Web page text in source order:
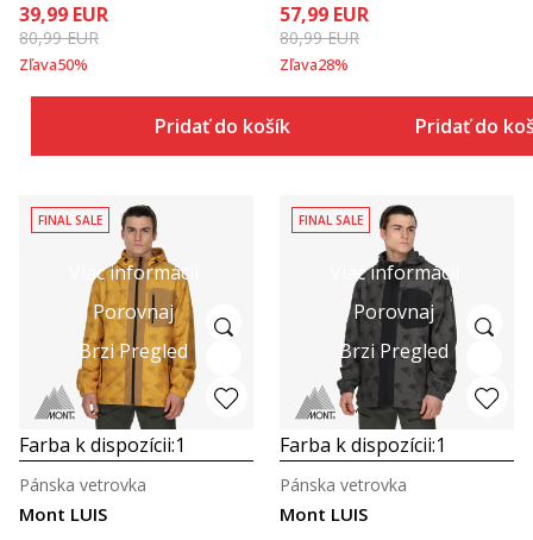
39,99 EUR
80,99EUR
Zľava50%
Pridať do košíka
57,99 EUR
80,99EUR
Zľava28%
Pridať do
Viac informácií
Porovnaj
Brzi Pregled
FINAL SALE
Farba k dispozícii:1
Mont LUIS
Pánska vetrovka
Viac informácií
Porovnaj
Brzi Pregled
FINAL SALE
Farba k dispozícii:1
Mont LUIS
Pánska vetrovka